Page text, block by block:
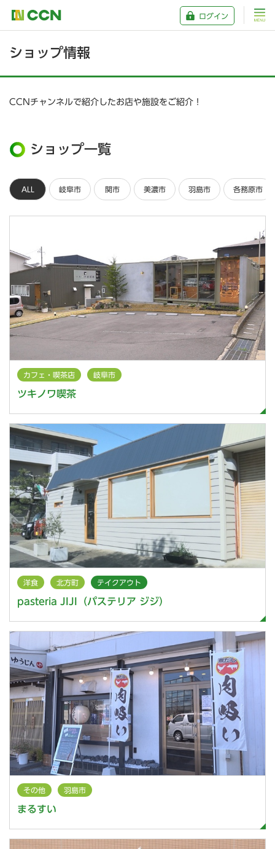
ログイン
ショップ情報
CCNチャンネルで紹介したお店や施設をご紹介！
ショップ一覧
ALL 岐阜市 関市 美濃市 羽島市 各務原市
カフェ・喫茶店 岐阜市
ツキノワ喫茶
洋食 北方町 テイクアウト
pasteria JIJI（パステリア ジジ）
その他 羽島市
まるすい